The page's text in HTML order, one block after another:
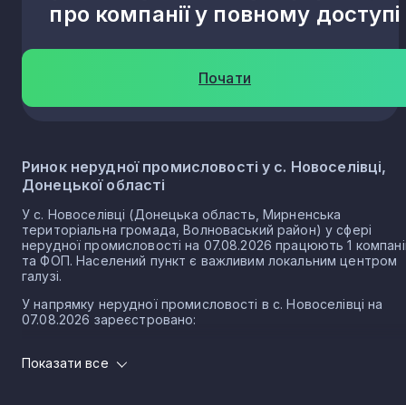
про компанії у повному доступі
Почати
Ринок нерудної промисловості у с. Новоселівці,
Донецької області
У с. Новоселівці (Донецька область, Мирненська
територіальна громада, Волноваський район) у сфері
нерудної промисловості на 07.08.2026 працюють 1
та ФОП. Населений пункт є важливим локальним центром
галузі.
У напрямку нерудної промисловості в с. Новоселівці на
07.08.2026 зареєстровано:
0 ФОП
Показати все